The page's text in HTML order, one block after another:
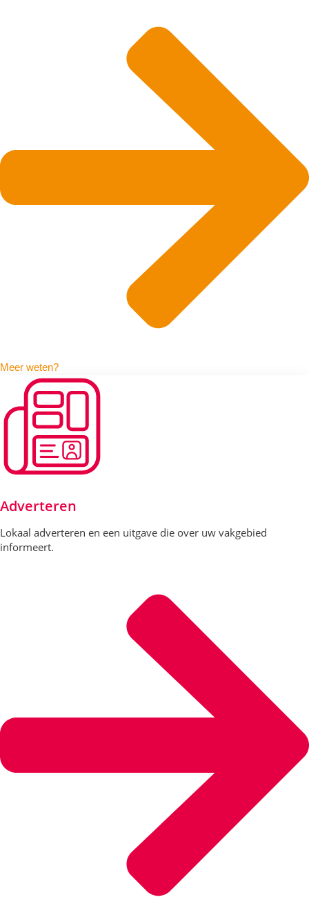
Meer weten?
Adverteren
Lokaal adverteren en een uitgave die over uw vakgebied
informeert.